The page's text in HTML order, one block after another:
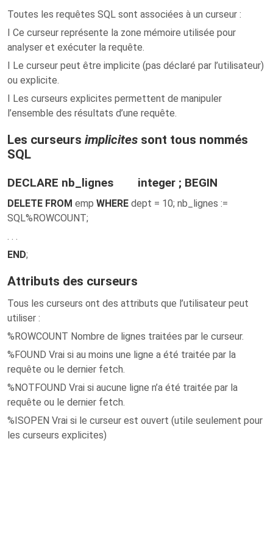
Toutes les requêtes SQL sont associées à un curseur :
I Ce curseur représente la zone mémoire utilisée pour
analyser et exécuter la requête.
I Le curseur peut être implicite (pas déclaré par l’utilisateur)
ou explicite.
I Les curseurs explicites permettent de manipuler
l’ensemble des résultats d’une requête.
Les curseurs implicites sont tous nommés
SQL
DECLARE nb_lignes integer ; BEGIN
DELETE FROM emp WHERE dept = 10; nb_lignes :=
SQL%ROWCOUNT;
. . .
END;
Attributs des curseurs
Tous les curseurs ont des attributs que l’utilisateur peut
utiliser :
%ROWCOUNT Nombre de lignes traitées par le curseur.
%FOUND Vrai si au moins une ligne a été traitée par la
requête ou le dernier fetch.
%NOTFOUND Vrai si aucune ligne n’a été traitée par la
requête ou le dernier fetch.
%ISOPEN Vrai si le curseur est ouvert (utile seulement pour
les curseurs explicites)